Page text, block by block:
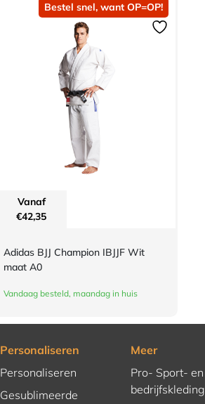
Bestel snel, want OP=OP!
Vanaf
€42,35
Adidas BJJ Champion IBJJF Wit
maat A0
Vandaag besteld, maandag in huis
Personaliseren
Personaliseren
Gesublimeerde
Meer
Pro- Sport- en
bedrijfskleding